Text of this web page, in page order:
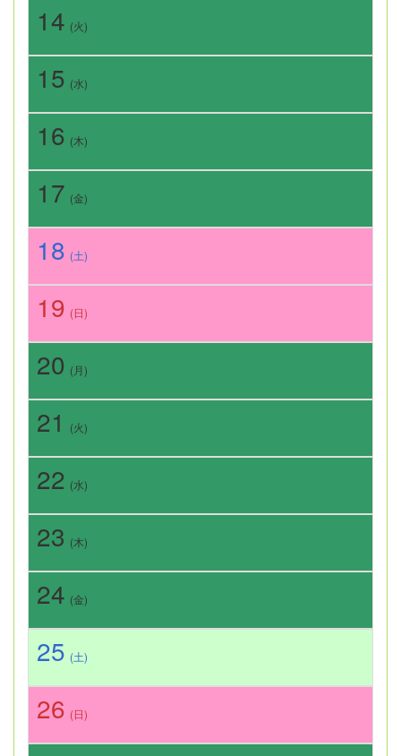
14 (火)
15 (水)
16 (木)
17 (金)
18 (土)
19 (日)
20 (月)
21 (火)
22 (水)
23 (木)
24 (金)
25 (土)
26 (日)